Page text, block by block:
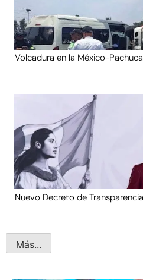
Volcadura en la México-
Nuevo Decreto de
Más...